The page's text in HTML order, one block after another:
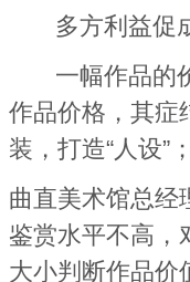
多方利益促成
一幅作品的价
作品价格，其症
装，打造“人设”
曲直美术馆总经
鉴赏水平不高，
大小判断作品价